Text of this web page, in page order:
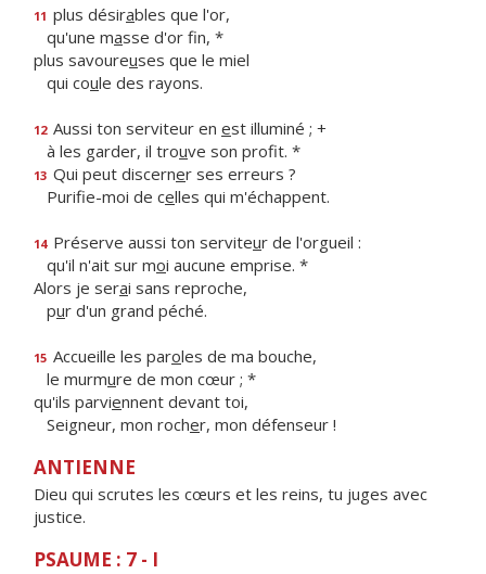
11 plus désirables que l'or,
qu'une masse d'or fin, *
plus savoureuses que le miel
qui coule des rayons.
12 Aussi ton serviteur en est illuminé ; +
à les garder, il trouve son profit. *
13 Qui peut discerner ses erreurs ?
Purifie-moi de celles qui m'échappent.
14 Préserve aussi ton serviteur de l'orgueil :
qu'il n'ait sur moi aucune emprise. *
Alors je serai sans reproche,
pur d'un grand péché.
15 Accueille les paroles de ma bouche,
le murmure de mon cœur ; *
qu'ils parviennent devant toi,
Seigneur, mon rocher, mon défenseur !
ANTIENNE
Dieu qui scrutes les cœurs et les reins, tu juges avec
justice.
PSAUME : 7 - I